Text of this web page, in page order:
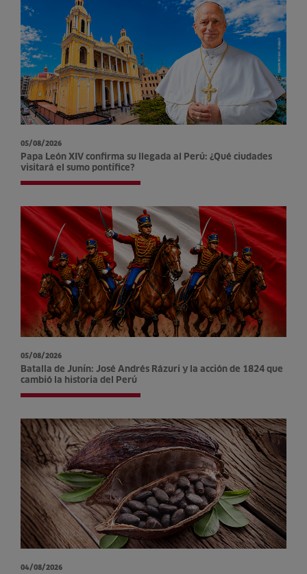
05/08/2026
Papa León XIV confirma su llegada al Perú: ¿Qué ciudades
visitará el sumo pontífice?
05/08/2026
Batalla de Junín: José Andrés Rázuri y la acción de 1824 que
cambió la historia del Perú
04/08/2026